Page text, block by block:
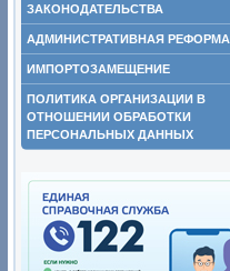
ЗАКОНОДАТЕЛЬСТВА
АДМИНИСТРАТИВНАЯ РЕФОРМА
ИМПОРТОЗАМЕЩЕНИЕ
ПОЛИТИКА ОРГАНИЗАЦИИ В
ОТНОШЕНИИ ОБРАБОТКИ
ПЕРСОНАЛЬНЫХ ДАННЫХ